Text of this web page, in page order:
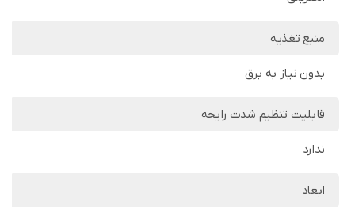
منبع تغذیه
بدون نیاز به برق
قابلیت تنظیم شدت رایحه
ندارد
ابعاد